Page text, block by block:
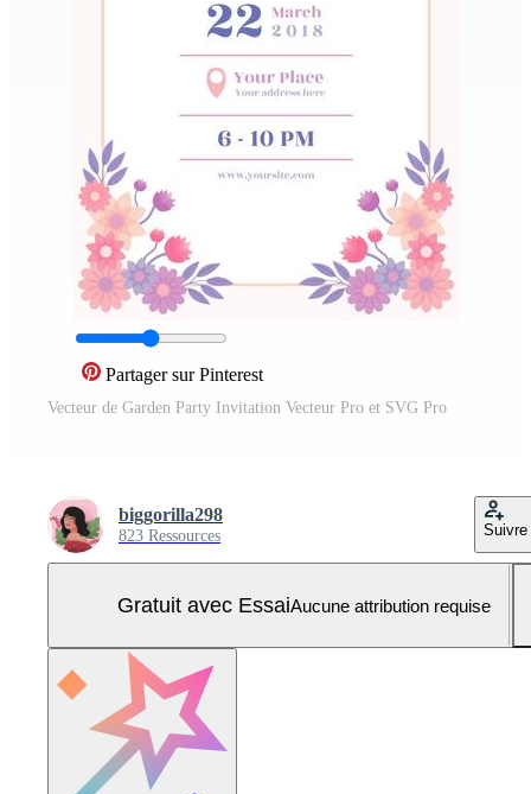
Partager sur Pinterest
Vecteur de Garden Party Invitation Vecteur Pro et SVG Pro
biggorilla298
823 Ressources Suivre
Gratuit avec EssaiAucune attribution requise